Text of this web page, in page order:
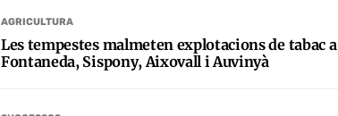
AGRICULTURA
Les tempestes malmeten explotacions de tabac a
Fontaneda, Sispony, Aixovall i Auvinyà